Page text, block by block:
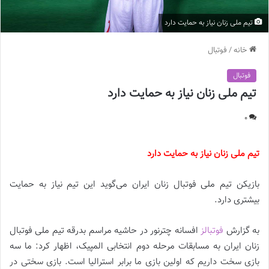
تیم ملی زنان نیاز به حمایت دارد
خانه/ فوتبال
فوتبال
تیم ملی زنان نیاز به حمایت دارد
0
تیم ملی زنان نیاز به حمایت دارد
بازیکن تیم ملی فوتبال زنان ایران می‌گوید این تیم نیاز به حمایت
بیشتری دارد.
به گزارش فوتبالزافسانه چترنور در حاشیه مراسم بدرقه تیم ملی فوتبال
زنان ایران به مسابقات مرحله دوم انتخابی المپیک، اظهار کرد: ما سه
بازی سخت داریم که اولین بازی ما برابر استرالیا است. بازی سختی در